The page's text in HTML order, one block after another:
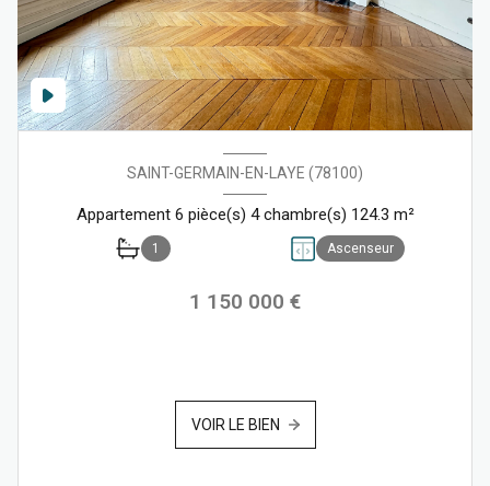
SAINT-GERMAIN-EN-LAYE (78100)
Appartement 6 pièce(s) 4 chambre(s) 124.3 m²
1 Ascenseur
1 150 000 €
VOIR LE BIEN